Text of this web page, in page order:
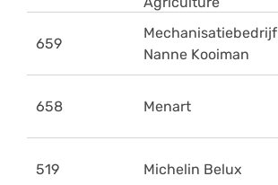
659
Mechanisatiebedrijf
Nanne Kooiman
658 Menart
519 Michelin Belux